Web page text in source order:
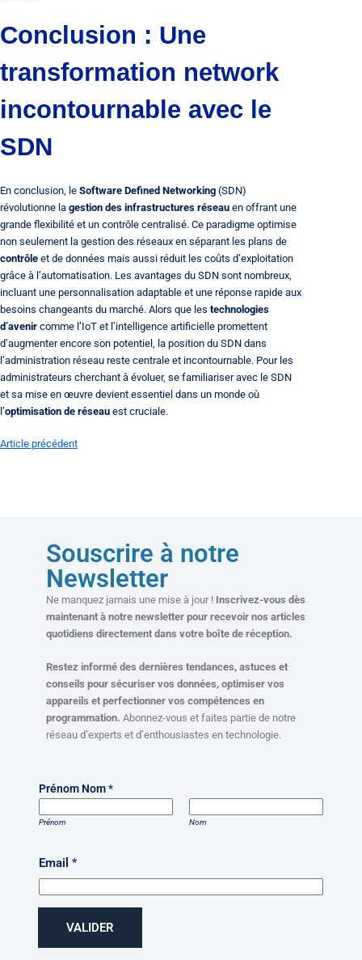
Conclusion : Une
transformation network
incontournable avec le
SDN
En conclusion, le Software Defined Networking (SDN)
révolutionne la gestion des infrastructures réseau en offrant une
grande flexibilité et un contrôle centralisé. Ce paradigme optimise
non seulement la gestion des réseaux en séparant les plans de
contrôle et de données mais aussi réduit les coûts d’exploitation
grâce à l’automatisation. Les avantages du SDN sont nombreux,
incluant une personnalisation adaptable et une réponse rapide aux
besoins changeants du marché. Alors que les technologies
d’avenir comme l’IoT et l’intelligence artificielle promettent
d’augmenter encore son potentiel, la position du SDN dans
l’administration réseau reste centrale et incontournable. Pour les
administrateurs cherchant à évoluer, se familiariser avec le SDN
et sa mise en œuvre devient essentiel dans un monde où
l’optimisation de réseau est cruciale.
Article précédent
Souscrire à notre
Newsletter
Ne manquez jamais une mise à jour ! Inscrivez-vous dès
maintenant à notre newsletter pour recevoir nos articles
quotidiens directement dans votre boîte de réception.
Restez informé des dernières tendances, astuces et
conseils pour sécuriser vos données, optimiser vos
appareils et perfectionner vos compétences en
programmation. Abonnez-vous et faites partie de notre
réseau d’experts et d’enthousiastes en technologie.
Prénom Nom*
Prénom Nom
Email *
VALIDER